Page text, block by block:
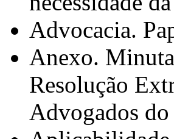
Advocacia.
Anexo.
Resolução
Advogados